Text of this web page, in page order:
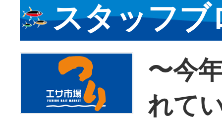
スタッフブ
〜今
れて